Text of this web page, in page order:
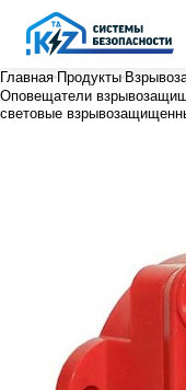
Главная Продукты
Оповещатели
световые